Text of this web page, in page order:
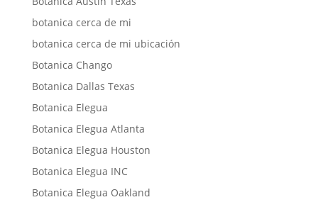
botanica cerca de mi
botanica cerca de mi ubicación
Botanica Chango
Botanica Dallas Texas
Botanica Elegua
Botanica Elegua Atlanta
Botanica Elegua Houston
Botanica Elegua INC
Botanica Elegua Oakland